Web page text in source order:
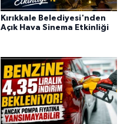
Kırıkkale Belediyesi'nden
Açık Hava Sinema Etkinliği